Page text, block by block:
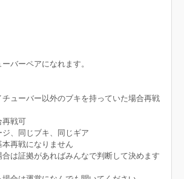
バーペアになれます。
チューバー以外のブキを持っていた場合再戦
再戦可
、同じブキ、同じギア
本再戦になりません
は証拠があればみんなで判断して決めます